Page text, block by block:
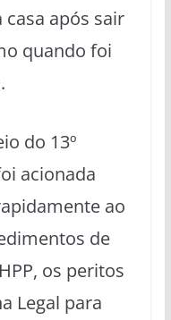
após sair
quando foi
do 13º
acionada
ao
de
os peritos
Legal para